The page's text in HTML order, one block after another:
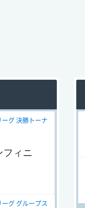
グ 決勝トーナ
フィニ
グ グループス